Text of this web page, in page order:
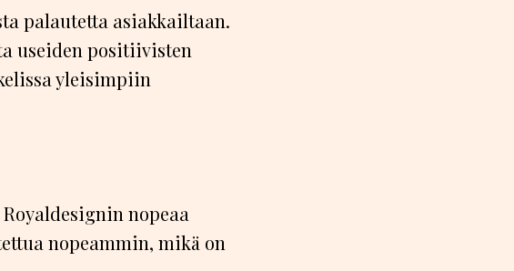
palautetta asiakkailtaan.
useiden positiivisten
yleisimpiin
nopeaa
nopeammin, mikä on